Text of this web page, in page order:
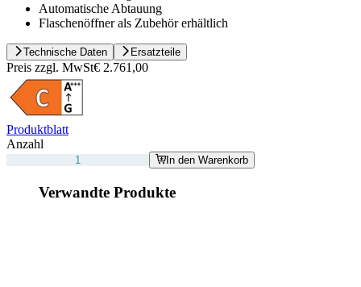
Automatische Abtauung
Flaschenöffner als Zubehör erhältlich
Technische Daten Ersatzteile
Preis zzgl. MwSt€ 2.761,00
Produktblatt
Anzahl
In den Warenkorb
Verwandte Produkte